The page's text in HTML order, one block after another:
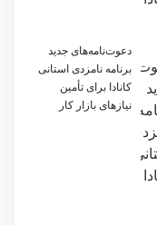
دعوت‌نامه‌های جدید
برنامه نامزدی استانی
کانادا برای تأمین
نیازهای بازار کار